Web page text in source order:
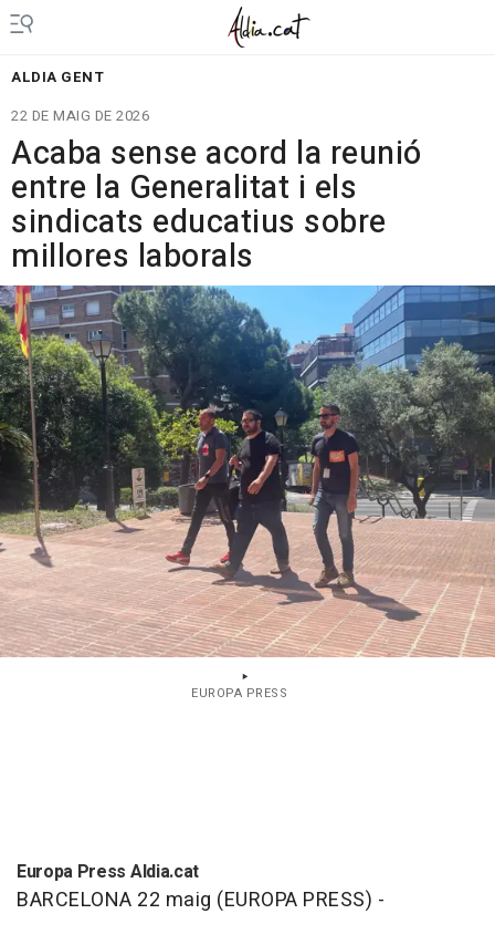
ALDIA GENT
22 DE MAIG DE 2026
Acaba sense acord la reunió
entre la Generalitat i els
sindicats educatius sobre
millores laborals
EUROPA PRESS
Europa Press Aldia.cat
BARCELONA 22 maig (EUROPA PRESS) -